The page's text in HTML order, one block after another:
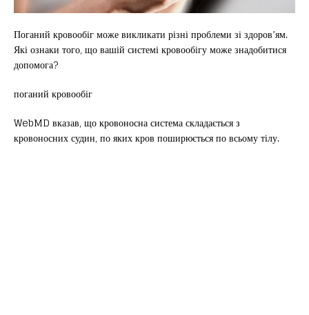
Поганий кровообіг може викликати різні проблеми зі здоров’ям.
Які ознаки того, що вашій системі кровообігу може знадобитися
допомога?
поганий кровообіг
WebMD вказав, що кровоносна система складається з
кровоносних судин, по яких кров поширюється по всьому тілу.